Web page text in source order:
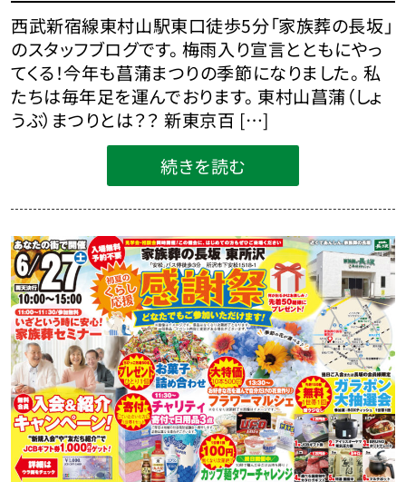
西武新宿線東村山駅東口徒歩5分「家族葬の長坂」
のスタッフブログです。 梅雨入り宣言とともにやっ
てくる！今年も菖蒲まつりの季節になりました。 私
たちは毎年足を運んでおります。 東村山菖蒲（しょ
うぶ）まつりとは？？ 新東京百 […]
続きを読む